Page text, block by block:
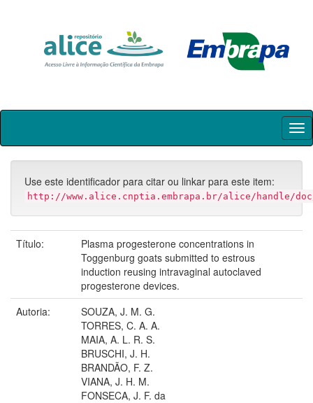
Skip
Use este identificador para citar ou linkar para este item:
http://www.alice.cnptia.embrapa.br/alice/handle/
Título:
Plasma progesterone concentrations in
Toggenburg goats submitted to estrous
induction reusing intravaginal autoclaved
progesterone devices.
Autoria:
SOUZA, J. M. G.
TORRES, C. A. A.
MAIA, A. L. R. S.
BRUSCHI, J. H.
BRANDÃO, F. Z.
VIANA, J. H. M.
FONSECA, J. F. da